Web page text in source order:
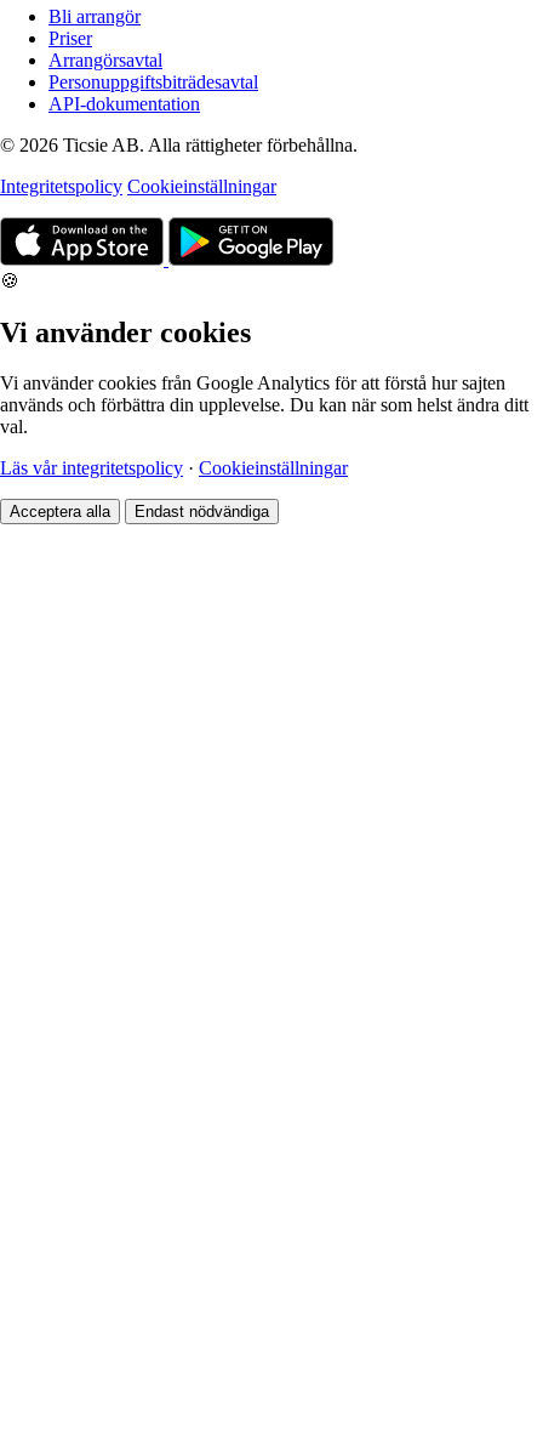
Bli arrangör
Priser
Arrangörsavtal
Personuppgiftsbiträdesavtal
API-dokumentation
© 2026 Ticsie AB. Alla rättigheter förbehållna.
Integritetspolicy Cookieinställningar
🍪
Vi använder cookies
Vi använder cookies från Google Analytics för att förstå hur sajten
används och förbättra din upplevelse. Du kan när som helst ändra ditt
val.
Läs vår integritetspolicy · Cookieinställningar
Acceptera alla Endast nödvändiga